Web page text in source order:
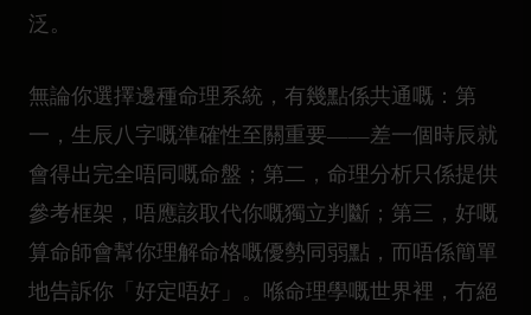
泛。
無論你選擇邊種命理系統，有幾點係共通嘅：第
一，生辰八字嘅準確性至關重要——差一個時辰就
會得出完全唔同嘅命盤；第二，命理分析只係提供
參考框架，唔應該取代你嘅獨立判斷；第三，好嘅
算命師會幫你理解命格嘅優勢同弱點，而唔係簡單
地告訴你「好定唔好」。喺命理學嘅世界裡，冇絕